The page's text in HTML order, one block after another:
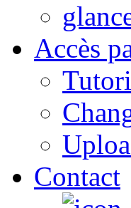
Accès
Contact